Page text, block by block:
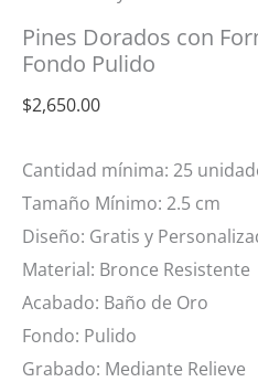
Pines Dorados con
Fondo Pulido
$2,650.00
Cantidad mínima: 25
Tamaño Mínimo: 2.5 cm
Diseño: Gratis y
Material: Bronce Resistente
Acabado: Baño de Oro
Fondo: Pulido
Grabado: Mediante Relieve